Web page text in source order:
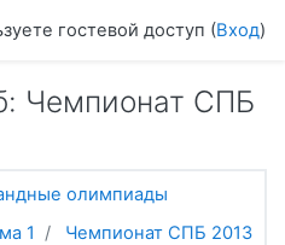
гостевой доступ (Вход)
Чемпионат СПБ
олимпиады
1 Чемпионат СПБ 2013